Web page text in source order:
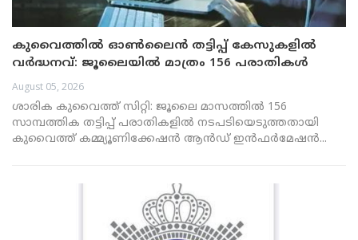
കുവൈത്തിൽ ഓൺലൈൻ തട്ടിപ്പ് കേസുകളിൽ
വർദ്ധനവ്: ജൂലൈയിൽ മാത്രം 156 പരാതികൾ
August 05, 2026
ശാരിക കുവൈത്ത് സിറ്റി: ജൂലൈ മാസത്തിൽ 156
സാമ്പത്തിക തട്ടിപ്പ് പരാതികളിൽ നടപടിയെടുത്തതായി
കുവൈത്ത് കമ്മ്യൂണിക്കേഷൻ ആൻഡ് ഇൻഫർമേഷൻ...